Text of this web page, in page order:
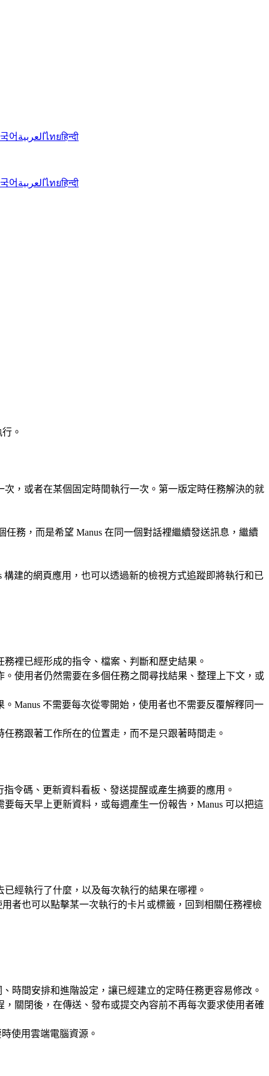
어 العربيةไทยहिन्दी
어 العربيةไทยहिन्दी
。
，或者在某個固定時間執行一次。第一版定時任務解決的就
務，而是希望 Manus 在同一個對話裡繼續發送訊息，繼續
建的網頁應用，也可以透過新的檢視方式追蹤即將執行和已
裡已經形成的指令、檔案、判斷和歷史結果。
使用者仍然需要在多個任務之間尋找結果、整理上下文，或
Manus 不需要每次從零開始，使用者也不需要反覆解釋同一
務跟著工作所在的位置走，而不是只跟著時間走。
令碼、更新資料看板、發送提醒或產生摘要的應用。
每天早上更新資料，或每週產生一份報告，Manus 可以把這
經執行了什麼，以及每次執行的結果在哪裡。
者也可以點擊某一次執行的卡片或標籤，回到相關任務裡檢
時間安排和進階設定，讓已經建立的定時任務更容易修改。
，關閉後，在傳送、發布或提交內容前不再每次要求使用者確
使用雲端電腦資源。